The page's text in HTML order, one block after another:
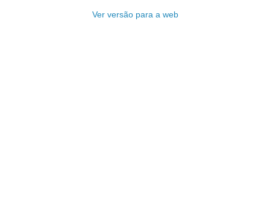
Ver versão para a web